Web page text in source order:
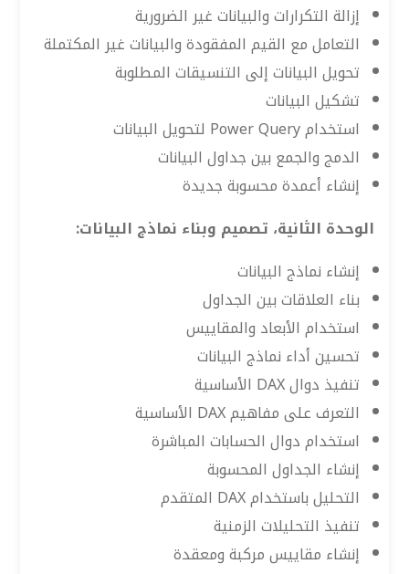
إزالة التكرارات والبيانات غير الضرورية
التعامل مع القيم المفقودة والبيانات غير المكتملة
تحويل البيانات إلى التنسيقات المطلوبة
تشكيل البيانات
استخدام Power Query لتحويل البيانات
الدمج والجمع بين جداول البيانات
إنشاء أعمدة محسوبة جديدة
الوحدة الثانية، تصميم وبناء نماذج البيانات:
إنشاء نماذج البيانات
بناء العلاقات بين الجداول
استخدام الأبعاد والمقاييس
تحسين أداء نماذج البيانات
تنفيذ دوال DAX الأساسية
التعرف على مفاهيم DAX الأساسية
استخدام دوال الحسابات المباشرة
إنشاء الجداول المحسوبة
التحليل باستخدام DAX المتقدم
تنفيذ التحليلات الزمنية
إنشاء مقاييس مركبة ومعقدة